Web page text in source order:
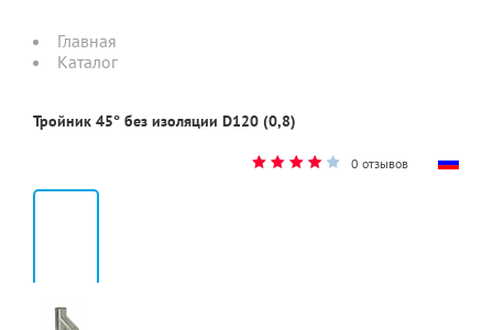
Главная
Каталог
Тройник 45° без изоляции D120 (0,8)
0 отзывов